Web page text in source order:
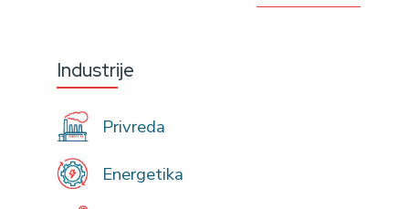
Industrije
Privreda
Energetika